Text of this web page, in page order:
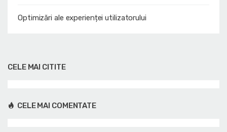
Optimizări ale experienței utilizatorului
CELE MAI CITITE
CELE MAI COMENTATE